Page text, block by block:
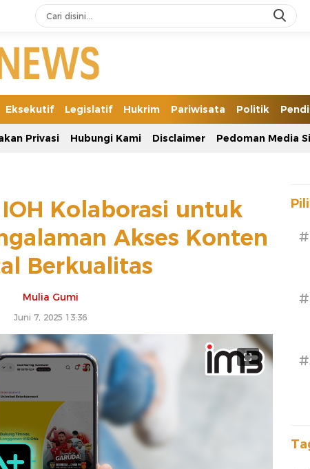
Eksekutif Legislatif Hukrim Pariwisata Politik
Privasi Hubungi Kami Disclaimer Pedoman Media
IOH Kolaborasi untuk
Akses Konten
Berkualitas
Mulia Gumi
Juni 7, 2025 13:36